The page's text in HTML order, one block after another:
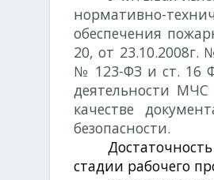
нормативно-
обеспечения
20, от 23.10.2008г.
№ 123-ФЗ и ст. 16
деятельности МЧС
качестве
безопасности.
стадии рабочего